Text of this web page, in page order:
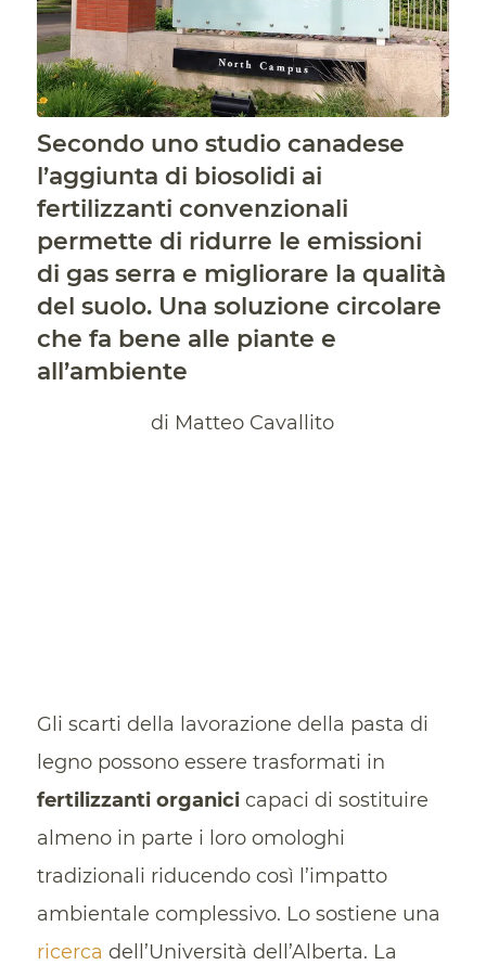
Secondo uno studio canadese
l’aggiunta di biosolidi ai
fertilizzanti convenzionali
permette di ridurre le emissioni
di gas serra e migliorare la qualità
del suolo. Una soluzione circolare
che fa bene alle piante e
all’ambiente
di Matteo Cavallito
Gli scarti della lavorazione della pasta di
legno possono essere trasformati in
fertilizzanti organicicapaci di sostituire
almeno in parte i loro omologhi
tradizionali riducendo così l’impatto
ambientale complessivo. Lo sostiene una
ricerca dell’Università dell’Alberta. La